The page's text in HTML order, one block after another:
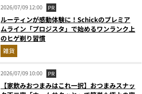
2026/07/09 12:00 PR
ルーティンが感動体験に！Schickのプレミア
ムライン「プロジスタ」で始めるワンランク上
のヒゲ剃り習慣
雑貨
2026/07/09 10:00 PR
【家飲みおつまみはこれ一択】おつまみスナッ